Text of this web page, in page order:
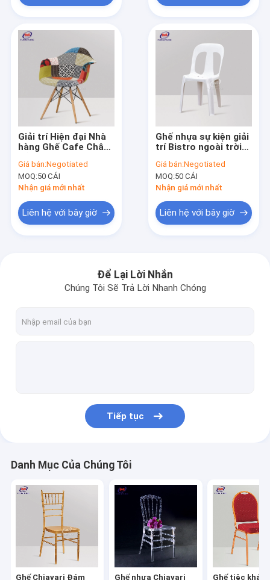
Tham quan nhà máy
Ghế nhựa Chiavari
Ghế tiệc khách sạn
Ghế nhà thờ có thể xếp chồng lên nhau
Giải trí Hiện đại Nhà
hàng Ghế Cafe Chân
Giá bán:Negotiated
MOQ:50 CÁI
Nhận giá mới nhất
Liên hệ với bây giờ
Ghế nhựa sự kiện giải
trí Bistro ngoài trời
vườn
Giá bán:Negotiated
MOQ:50 CÁI
Nhận giá mới nhất
Liên hệ với bây giờ
Để Lại Lời Nhắn
Chúng Tôi Sẽ Trả Lời Nhanh Chóng
Tiếp tục
Danh Mục Của Chúng Tôi
Ghế Chiavari Đám Ghế nhựa Chiavari Ghế tiệc